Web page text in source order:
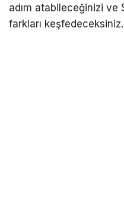
adım atabileceğinizi ve
farkları keşfedeceksiniz.